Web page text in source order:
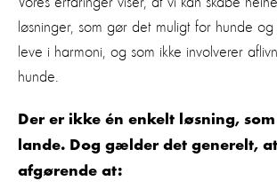
løsninger, som gør det muligt for hunde
leve i harmoni, og som ikke involverer
hunde.
Der er ikke én enkelt løsning,
lande. Dog gælder det generelt,
afgørende at: